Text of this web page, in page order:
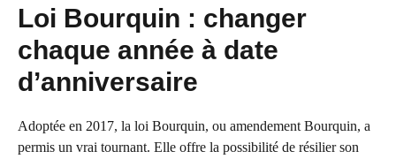
Loi Bourquin : changer
chaque année à date
d’anniversaire
Adoptée en 2017, la loi Bourquin, ou amendement Bourquin, a
permis un vrai tournant. Elle offre la possibilité de résilier son